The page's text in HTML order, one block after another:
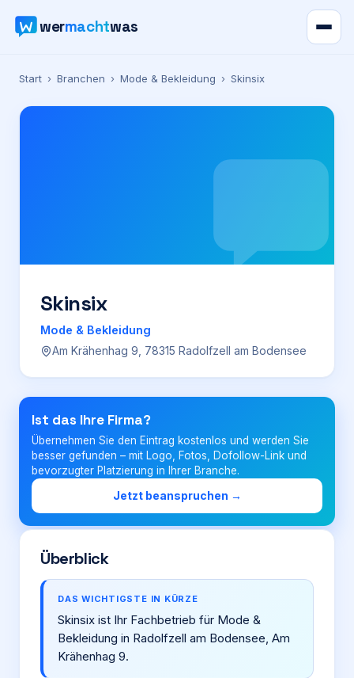
wermachtwas
Verzeichnis
Karte
Preise
Für Firmen
Login
Firma eintragen
Start › Branchen › Mode & Bekleidung › Skinsix
Skinsix
Mode & Bekleidung
Am Krähenhag 9, 78315 Radolfzell am Bodensee
Ist das Ihre Firma?
Übernehmen Sie den Eintrag kostenlos und werden Sie
besser gefunden – mit Logo, Fotos, Dofollow-Link und
bevorzugter Platzierung in Ihrer Branche.
Jetzt beanspruchen →
Überblick
DAS WICHTIGSTE IN KÜRZE
Skinsix ist Ihr Fachbetrieb für Mode &
Bekleidung in Radolfzell am Bodensee, Am
Krähenhag 9.